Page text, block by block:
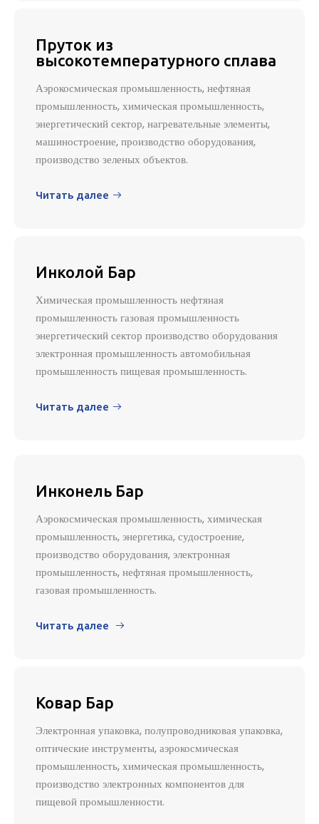
Пруток из
высокотемпературного сплава
Аэрокосмическая промышленность, нефтяная
промышленность, химическая промышленность,
энергетический сектор, нагревательные элементы,
машиностроение, производство оборудования,
производство зеленых объектов.
Читать далее 
Инколой Бар
Химическая промышленность нефтяная
промышленность газовая промышленность
энергетический сектор производство оборудования
электронная промышленность автомобильная
промышленность пищевая промышленность.
Читать далее 
Инконель Бар
Аэрокосмическая промышленность, химическая
промышленность, энергетика, судостроение,
производство оборудования, электронная
промышленность, нефтяная промышленность,
газовая промышленность.
Читать далее 
Ковар Бар
Электронная упаковка, полупроводниковая упаковка,
оптические инструменты, аэрокосмическая
промышленность, химическая промышленность,
производство электронных компонентов для
пищевой промышленности.